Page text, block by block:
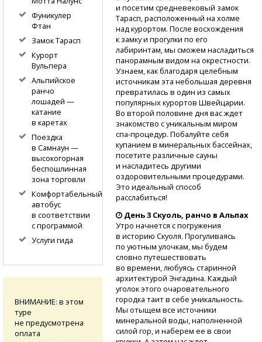
и посетим средневековый замок
Тарасп, расположенный на холме
над курортом. После восхождения
к замку и прогулки по его
лабиринтам, мы сможем насладиться
панорамным видом на окрестности.
Узнаем, как благодаря целебным
источникам эта небольшая деревня
превратилась в один из самых
популярных курортов Швейцарии.
Во второй половине дня вас ждет
знакомство с уникальным миром
спа-процедур. Побалуйте себя
купанием в минеральных бассейнах,
посетите различные сауны
и насладитесь другими
оздоровительными процедурами.
Это идеальный способ
расслабиться!
День 3 Скуоль, ранчо в Альпах
Утро начнется с погружения
в историю Скуоля. Прогуливаясь
по уютным улочкам, мы будем
словно путешествовать
во времени, любуясь старинной
архитектурой Энгадина. Каждый
уголок этого очаровательного
городка таит в себе уникальность.
Мы отыщем все источники
минеральной воды, наполненной
силой гор, и наберем ее в свои
Фуникулер
Фтан
Замок Тарасп
Курорт
Вульпера
Альпийское
ранчо
лошадей —
катание
в каретах
Поездка
в Самнаун —
высокогорная
беспошлинная
зона торговли
Комфортабельный
автобус
в соответствии
с программой
Услуги гида
ВНИМАНИЕ: в этом
туре
не предусмотрена
оплата